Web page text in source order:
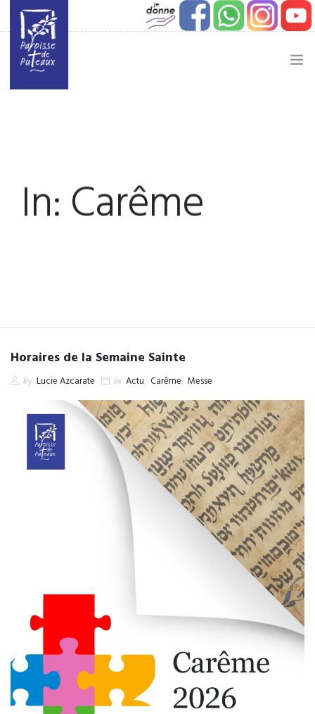
ETAPES DE VIE
In: Carême
Horaires de la Semaine Sainte
by Lucie Azcarate in Actu, Carême, Messe